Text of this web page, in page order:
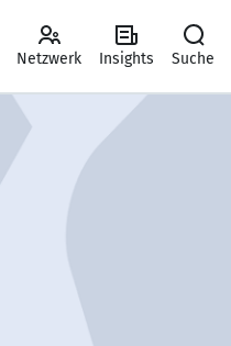
Netzwerk Insights Suche